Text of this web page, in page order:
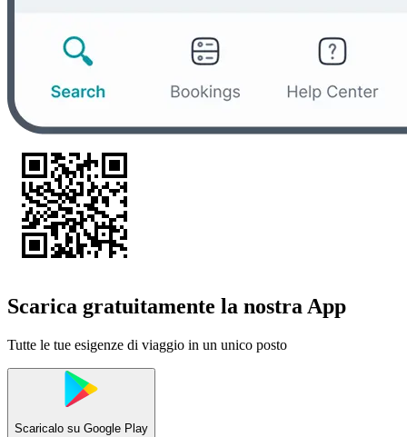
Scarica gratuitamente la nostra App
Tutte le tue esigenze di viaggio in un unico posto
Scaricalo su Google Play